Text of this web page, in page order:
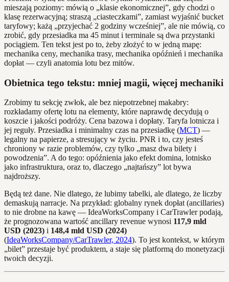
mieszają poziomy: mówią o „klasie ekonomicznej”, gdy chodzi o
klasę rezerwacyjną; straszą „ciasteczkami”, zamiast wyjaśnić bucket
taryfowy; każą „przyjechać 2 godziny wcześniej”, ale nie mówią, co
zrobić, gdy przesiadka ma 45 minut i terminale są dwa przystanki
pociągiem. Ten tekst jest po to, żeby złożyć to w jedną mapę:
mechanika ceny, mechanika trasy, mechanika opóźnień i mechanika
dopłat — czyli anatomia lotu bez mitów.
Obietnica tego tekstu: mniej magii, więcej mechaniki
Zrobimy tu sekcję zwłok, ale bez niepotrzebnej makabry:
rozkładamy ofertę lotu na elementy, które naprawdę decydują o
koszcie i jakości podróży. Cena bazowa i dopłaty. Taryfa lotnicza i
jej reguły. Przesiadka i minimalny czas na przesiadkę (MCT) —
legalny na papierze, a stresujący w życiu. PNR i to, czy jesteś
chroniony w razie problemów, czy tylko „masz dwa bilety i
powodzenia”. A do tego: opóźnienia jako efekt domina, lotnisko
jako infrastruktura, oraz to, dlaczego „najtańszy” lot bywa
najdroższy.
Będą też dane. Nie dlatego, że lubimy tabelki, ale dlatego, że liczby
demaskują narracje. Na przykład: globalny rynek dopłat (ancillaries)
to nie drobne na kawę — IdeaWorksCompany i CarTrawler podają,
że prognozowana wartość ancillary revenue wynosi 117,9 mld
USD (2023) i 148,4 mld USD (2024)
(IdeaWorksCompany/CarTrawler, 2024). To jest kontekst, w którym
„bilet” przestaje być produktem, a staje się platformą do monetyzacji
twoich decyzji.